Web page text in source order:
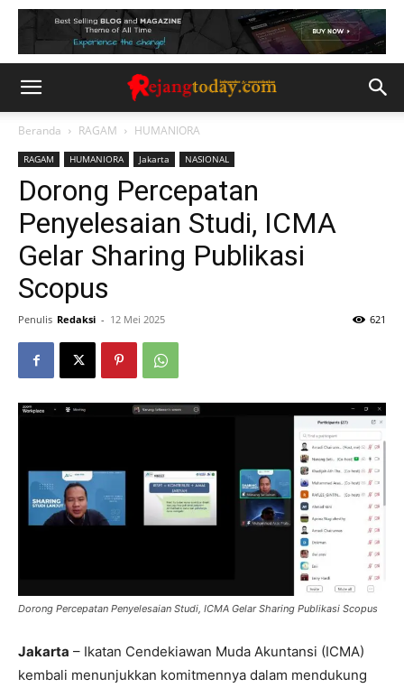
Beranda RAGAM HUMANIORA
RAGAM HUMANIORA Jakarta NASIONAL
Dorong Percepatan
Penyelesaian Studi, ICMA
Gelar Sharing Publikasi
Scopus
Penulis Redaksi - 12 Mei 2025 621
Dorong Percepatan Penyelesaian Studi, ICMA Gelar Sharing Publikasi Scopus
Jakarta – Ikatan Cendekiawan Muda Akuntansi (ICMA)
kembali menunjukkan komitmennya dalam mendukung